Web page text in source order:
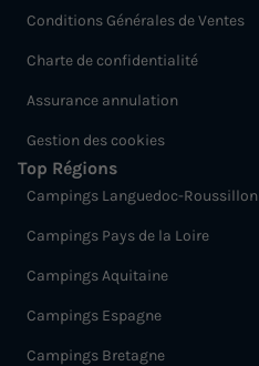
Conditions Générales de Ventes
Charte de confidentialité
Assurance annulation
Gestion des cookies
Top Régions
Campings Languedoc-Roussillon
Campings Pays de la Loire
Campings Aquitaine
Campings Espagne
Campings Bretagne